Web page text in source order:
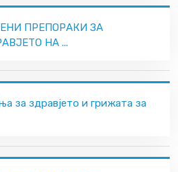
ПРЕПОРАКИ ЗА
НА ...
за здравјето и грижата за